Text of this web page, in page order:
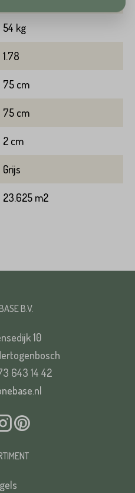
54 kg
1.78
75 cm
75 cm
2 cm
Grijs
23.625 m2
B.V.
10
643 14 42